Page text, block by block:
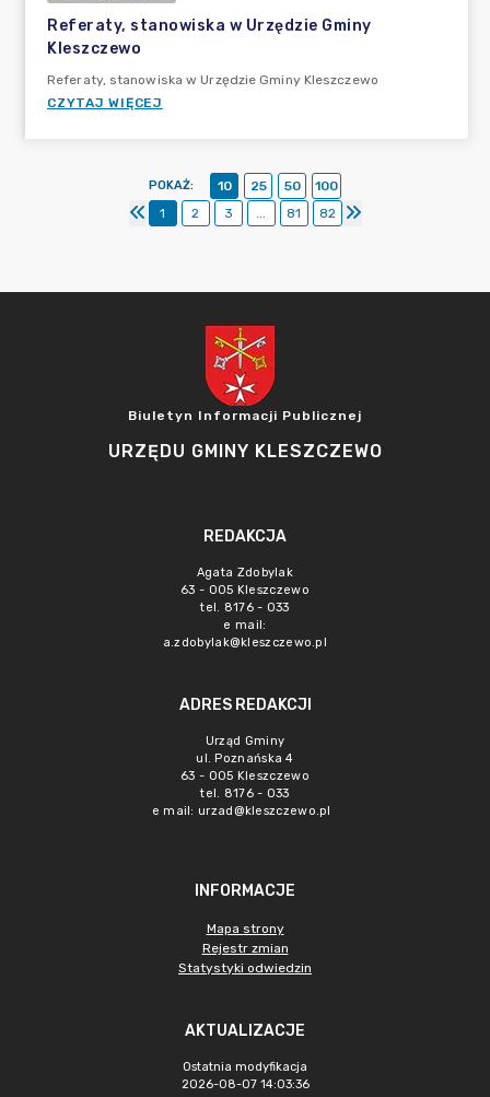
Referaty, stanowiska w Urzędzie Gminy
Kleszczewo
Referaty, stanowiska w Urzędzie Gminy Kleszczewo
CZYTAJ WIĘCEJ
POKAŻ: 10 25 50
100
1
2 3 ... 81 82
Biuletyn Informacji Publicznej
URZĘDU GMINY KLESZCZEWO
REDAKCJA
Agata Zdobylak
63 - 005 Kleszczewo
tel. 8176 - 033
e mail:
a.zdobylak@kleszczewo.pl
ADRES REDAKCJI
Urząd Gminy
ul. Poznańska 4
63 - 005 Kleszczewo
tel. 8176 - 033
e mail: urzad@kleszczewo.pl
INFORMACJE
Mapa strony
Rejestr zmian
Statystyki odwiedzin
AKTUALIZACJE
Ostatnia modyfikacja
2026-08-07 14:03:36